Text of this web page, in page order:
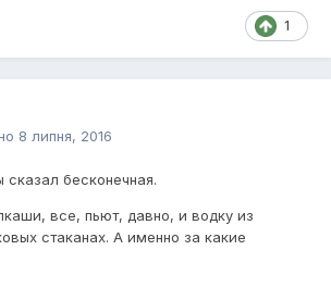
1
8 липня, 2016
сказал бесконечная.
все, пьют, давно, и водку из
стаканах. А именно за какие